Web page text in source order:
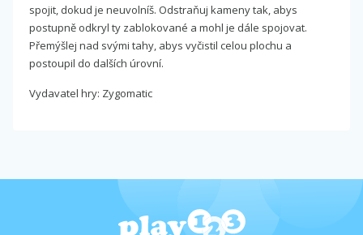
spojit, dokud je neuvolníš. Odstraňuj kameny tak, abys
postupně odkryl ty zablokované a mohl je dále spojovat.
Přemýšlej nad svými tahy, abys vyčistil celou plochu a
postoupil do dalších úrovní.
Vydavatel hry: Zygomatic